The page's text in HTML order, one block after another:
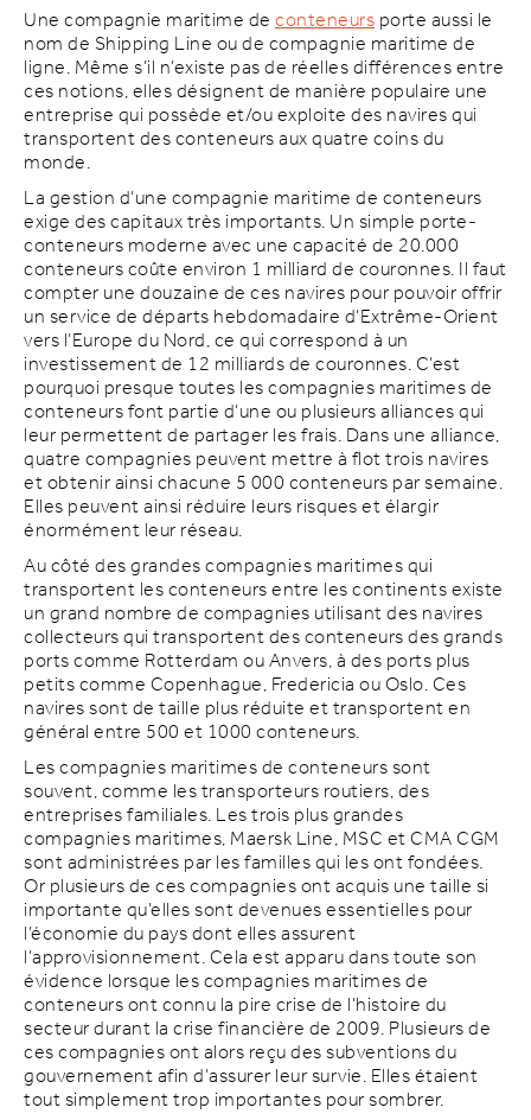
Une compagnie maritime deconteneursporte aussi le
nom de Shipping Line ou de compagnie maritime de
ligne. Même s’il n’existe pas de réelles différences entre
ces notions, elles désignent de manière populaire une
entreprise qui possède et/ou exploite des navires qui
transportent des conteneurs aux quatre coins du
monde.
La gestion d’une compagnie maritime de conteneurs
exige des capitaux très importants. Un simple porte-
conteneurs moderne avec une capacité de 20.000
conteneurs coûte environ 1 milliard de couronnes. Il faut
compter une douzaine de ces navires pour pouvoir offrir
un service de départs hebdomadaire d’Extrême-Orient
vers l’Europe du Nord, ce qui correspond à un
investissement de 12 milliards de couronnes. C’est
pourquoi presque toutes les compagnies maritimes de
conteneurs font partie d’une ou plusieurs alliances qui
leur permettent de partager les frais. Dans une alliance,
quatre compagnies peuvent mettre à flot trois navires
et obtenir ainsi chacune 5 000 conteneurs par semaine.
Elles peuvent ainsi réduire leurs risques et élargir
énormément leur réseau.
Au côté des grandes compagnies maritimes qui
transportent les conteneurs entre les continents existe
un grand nombre de compagnies utilisant des navires
collecteurs qui transportent des conteneurs des grands
ports comme Rotterdam ou Anvers, à des ports plus
petits comme Copenhague, Fredericia ou Oslo. Ces
navires sont de taille plus réduite et transportent en
général entre 500 et 1000 conteneurs.
Les compagnies maritimes de conteneurs sont
souvent, comme les transporteurs routiers, des
entreprises familiales. Les trois plus grandes
compagnies maritimes, Maersk Line, MSC et CMA CGM
sont administrées par les familles qui les ont fondées.
Or plusieurs de ces compagnies ont acquis une taille si
importante qu’elles sont devenues essentielles pour
l’économie du pays dont elles assurent
l’approvisionnement. Cela est apparu dans toute son
évidence lorsque les compagnies maritimes de
conteneurs ont connu la pire crise de l’histoire du
secteur durant la crise financière de 2009. Plusieurs de
ces compagnies ont alors reçu des subventions du
gouvernement afin d’assurer leur survie. Elles étaient
tout simplement trop importantes pour sombrer.